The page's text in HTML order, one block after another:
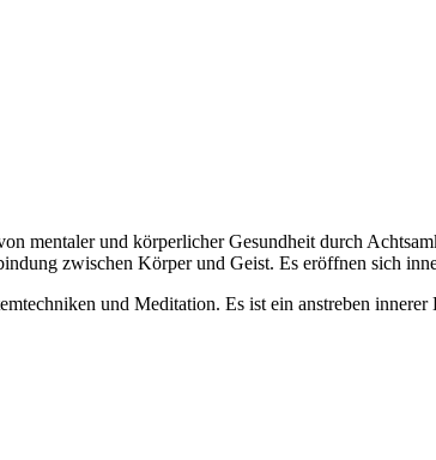
mentaler und körperlicher Gesundheit durch
zwischen Körper und Geist. Es eröffnen sich
und Meditation. Es ist ein anstreben